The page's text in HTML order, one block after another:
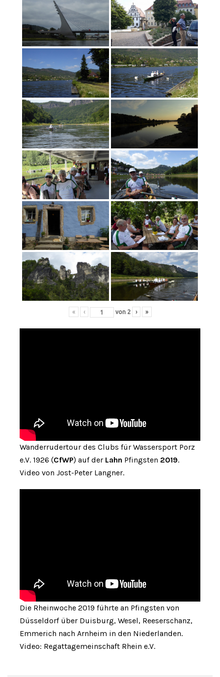
« ‹ von 2 › »
Wanderrudertour des Clubs für Wassersport Porz
e.V. 1926 (CfWP) auf der Lahn Pfingsten 2019.
Video von Jost-Peter Langner.
Die Rheinwoche 2019 führte an Pfingsten von
Düsseldorf über Duisburg, Wesel, Reeserschanz,
Emmerich nach Arnheim in den Niederlanden.
Video: Regattagemeinschaft Rhein e.V.